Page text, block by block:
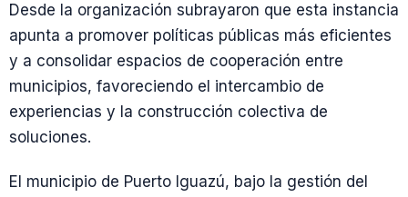
Desde la organización subrayaron que esta instancia
apunta a promover políticas públicas más eficientes
y a consolidar espacios de cooperación entre
municipios, favoreciendo el intercambio de
experiencias y la construcción colectiva de
soluciones.
El municipio de Puerto Iguazú, bajo la gestión del